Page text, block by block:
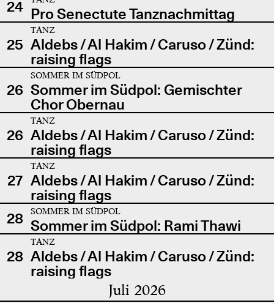
24 Pro Senectute Tanznachmittag
25
TANZ
Aldebs / Al Hakim / Caruso / Zünd:
raising flags
26
SOMMER IM SÜDPOL
Sommer im Südpol: Gemischter
Chor Obernau
26
TANZ
Aldebs / Al Hakim / Caruso / Zünd:
raising flags
27
TANZ
Aldebs / Al Hakim / Caruso / Zünd:
raising flags
28
SOMMER IM SÜDPOL
Sommer im Südpol: Rami Thawi
28
TANZ
Aldebs / Al Hakim / Caruso / Zünd:
raising flags
Juli 2026